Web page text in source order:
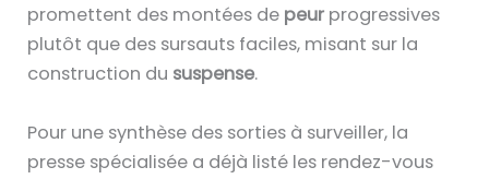
promettent des montées de peur progressives
plutôt que des sursauts faciles, misant sur la
construction du suspense.
Pour une synthèse des sorties à surveiller, la
presse spécialisée a déjà listé les rendez-vous